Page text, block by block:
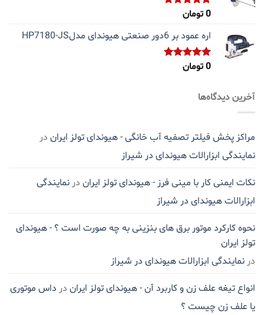
نمره5.00
0تومان
اره عمود بر 6دور صنعتی هیوندای مدلHP7180-JS
نمره5.00
0تومان
آخرین دیدگاه‌ها
مراکز پخش فیلتر تصفیه آب خانگی - هیوندای تولز ایران در
نمایندگی ابزارالات هیوندای در شیراز
نکات ایمنی کار با مینی فرز - هیوندای تولز ایران در نمایندگی
ابزارالات هیوندای در شیراز
نحوه کارکرد موتور برق های بنزینی به چه صورت است ؟ - هیوندای
تولز ایران
در نمایندگی ابزارالات هیوندای در شیراز
انواع تیغه علف زن و کاربرد آن - هیوندای تولز ایران در داس موتوری
یا علف زن چیست ؟